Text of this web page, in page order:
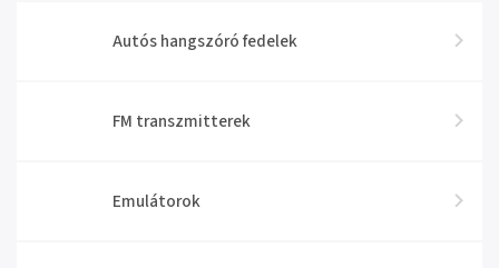
Autós hangszóró fedelek
FM transzmitterek
Emulátorok